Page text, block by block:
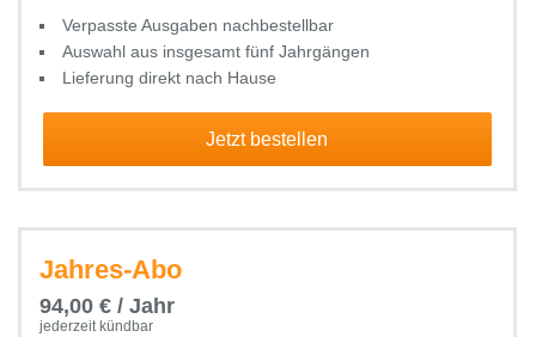
Verpasste Ausgaben nachbestellbar
Auswahl aus insgesamt fünf Jahrgängen
Lieferung direkt nach Hause
Jetzt bestellen
Jahres-Abo
94,00 € / Jahr
jederzeit kündbar